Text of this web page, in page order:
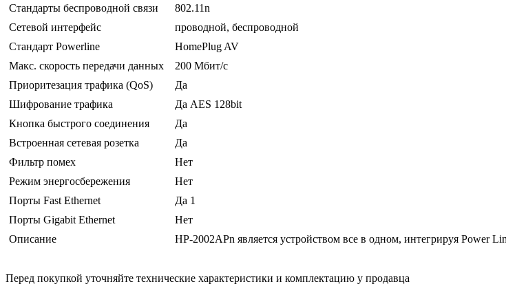
Стандарты беспроводной связи
802.11n
Сетевой интерфейс
проводной, беспроводной
Стандарт Powerline
HomePlug AV
Макс. скорость передачи данных
200 Мбит/с
Приоритезация трафика (QoS)
Да
Шифрование трафика
Да AES 128bit
Кнопка быстрого соединения
Да
Встроенная сетевая розетка
Да
Фильтр помех
Нет
Режим энергосбережения
Нет
Порты Fast Ethernet
Да 1
Порты Gigabit Ethernet
Нет
Описание
HP-2002APn является устройством все в одном, интегрируя Power
Перед покупкой уточняйте технические характеристики и комплектацию у продавца